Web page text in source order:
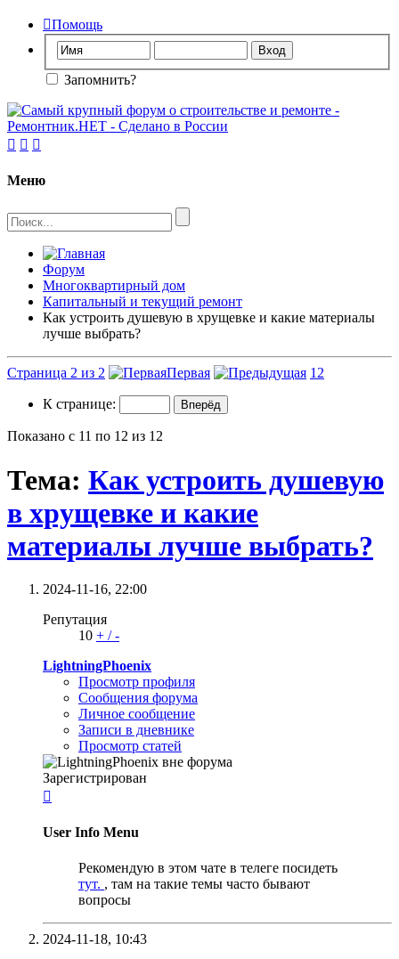
Помощь
Запомнить?
  
Меню
Форум
Многоквартирный дом
Капитальный и текущий ремонт
Как устроить душевую в хрущевке и какие материалы
лучше выбрать?
Страница 2 из 2 Первая 1 2
К странице:
Показано с 11 по 12 из 12
Тема: Как устроить душевую
в хрущевке и какие
материалы лучше выбрать?
2024-11-16, 22:00
Репутация
10 + /-
LightningPhoenix
Просмотр профиля
Сообщения форума
Личное сообщение
Записи в дневнике
Просмотр статей
Зарегистрирован

User Info Menu
Рекомендую в этом чате в телеге посидеть
тут. , там на такие темы часто бывают
вопросы
2024-11-18, 10:43